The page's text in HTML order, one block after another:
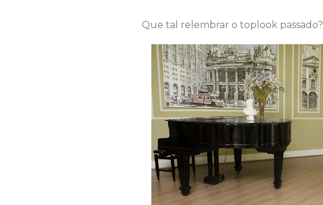
Que tal relembrar o toplook passado?